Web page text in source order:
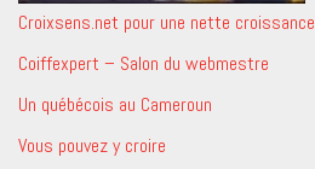
Croixsens.net pour une nette croissance
Coiffexpert – Salon du webmestre
Un québécois au Cameroun
Vous pouvez y croire